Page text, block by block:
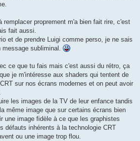
remplacer proprement m'a bien fait rire, c'est
fait aussi.
et de prendre Luigi comme perso, je ne sais
message subliminal.
ce que tu fais mais c'est aussi du rétro, ça
je m'intéresse aux shaders qui tentent de
sur nos écrans modernes et on peut avoir
les images de la TV de leur enfance tandis
même image que sur certains écrans bien
une image fidèle à ce que les graphistes
défauts inhérents à la technologie CRT
ou une image trop flou.